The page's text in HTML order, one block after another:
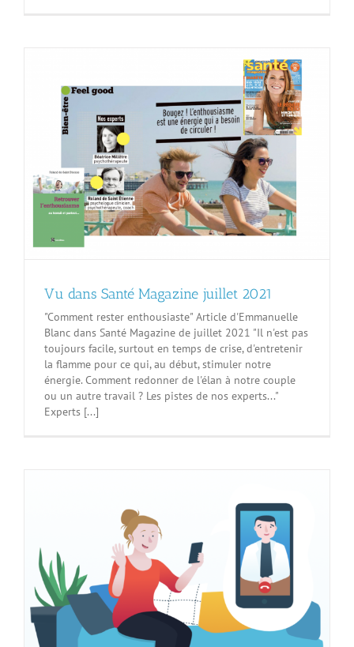
Vu dans Santé Magazine juillet 2021
"Comment rester enthousiaste" Article d'Emmanuelle
Blanc dans Santé Magazine de juillet 2021 "Il n'est pas
toujours facile, surtout en temps de crise, d'entretenir
la flamme pour ce qui, au début, stimuler notre
énergie. Comment redonner de l'élan à notre couple
ou un autre travail ? Les pistes de nos experts..."
Experts [...]